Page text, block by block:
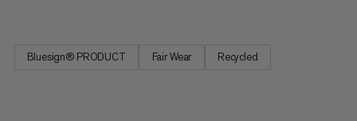
Bluesign® PRODUCT Fair Wear Recycled